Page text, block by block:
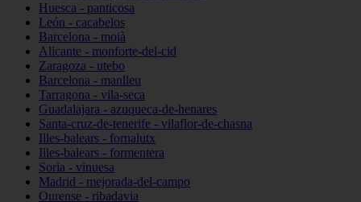
Huesca - panticosa
León - cacabelos
Barcelona - moià
Alicante - monforte-del-cid
Zaragoza - utebo
Barcelona - manlleu
Tarragona - vila-seca
Guadalajara - azuqueca-de-henares
Santa-cruz-de-tenerife - vilaflor-de-chasna
Illes-balears - fornalutx
Illes-balears - formentera
Soria - vinuesa
Madrid - mejorada-del-campo
Ourense - ribadavia